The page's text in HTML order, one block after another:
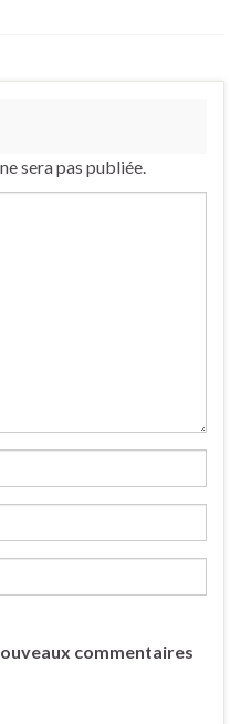
sera pas publiée.
commentaires